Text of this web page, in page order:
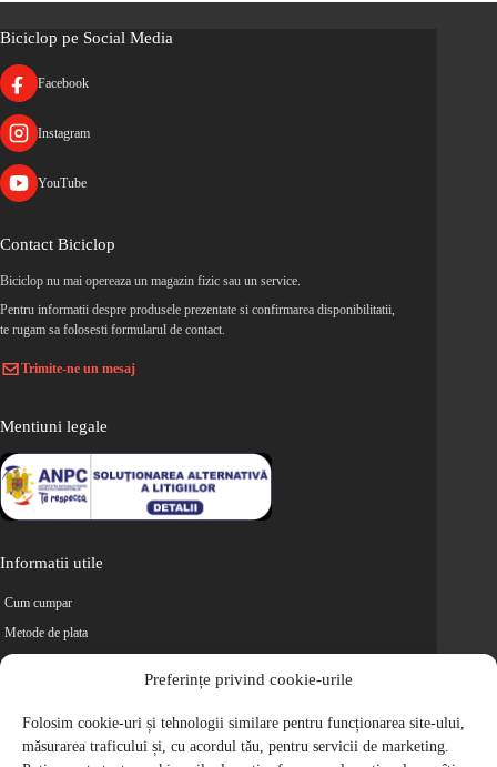
Preferințe privind cookie-urile
Folosim cookie-uri și tehnologii similare pentru funcționarea site-ului,
măsurarea traficului și, cu acordul tău, pentru servicii de marketing.
Biciclop pe Social Media
Facebook
Instagram
YouTube
Contact Biciclop
Biciclop nu mai opereaza un magazin fizic sau un service.
Pentru informatii despre produsele prezentate si confirmarea disponibilitatii,
te rugam sa folosesti formularul de contact.
Trimite-ne un mesaj
Mentiuni legale
Informatii utile
Cum cumpar
Metode de plata
Retur
Cariere